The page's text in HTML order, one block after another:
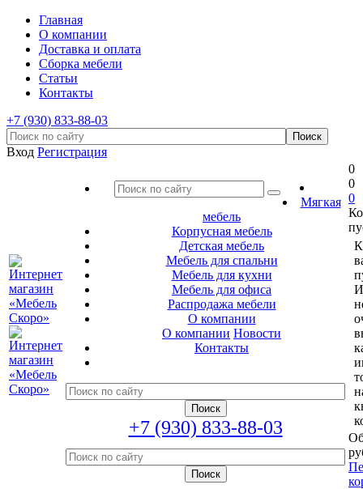
Главная
О компании
Доставка и оплата
Сборка мебели
Статьи
Контакты
+7 (930) 833-88-03
Вход Регистрация
Мягкая
мебель
Корпусная мебель
Детская мебель
Мебель для спальни
Мебель для кухни
Мебель для офиса
Распродажа мебели
О компании
О компании Новости
Контакты
+7 (930) 833-88-03
0
0
0